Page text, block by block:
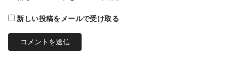
新しい投稿をメールで受け取る